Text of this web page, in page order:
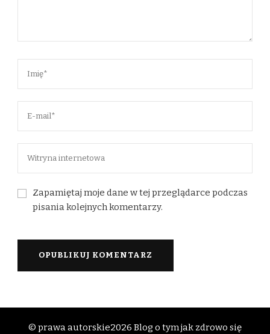
Zapamiętaj moje dane w tej przeglądarce podczas
pisania kolejnych komentarzy.
© prawa autorskie2026 Blog o tym jak zdrowo się